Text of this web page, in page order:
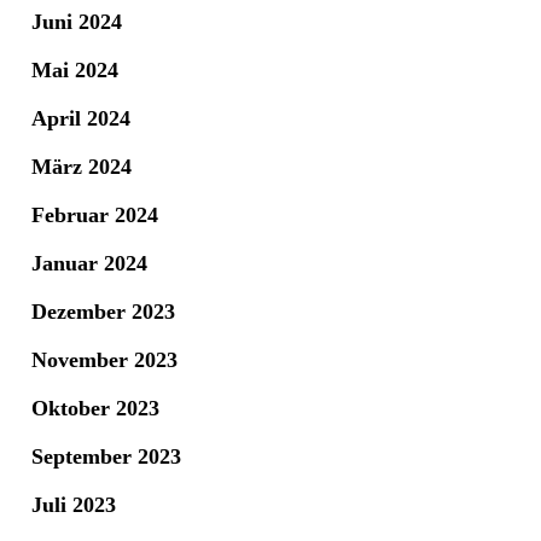
Juni 2024
Mai 2024
April 2024
März 2024
Februar 2024
Januar 2024
Dezember 2023
November 2023
Oktober 2023
September 2023
Juli 2023